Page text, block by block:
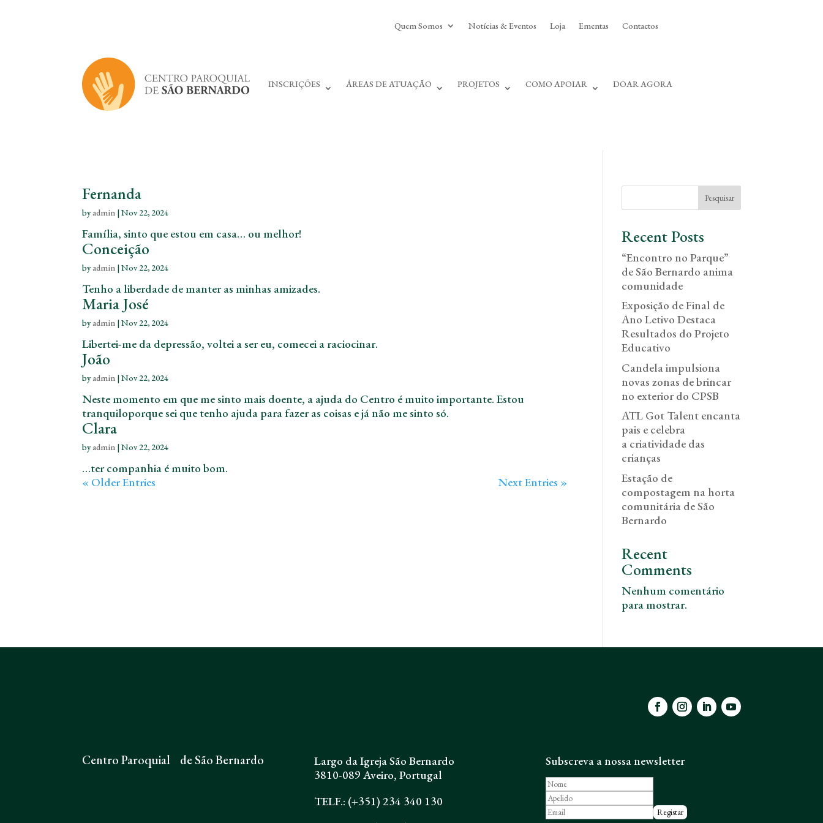
Quem Somos Notícias & Eventos Loja Ementas Contactos
INSCRIÇÕES ÁREAS DE ATUAÇÃO PROJETOS COMO APOIAR DOAR AGORA
Fernanda
byadmin |Nov 22, 2024
Família, sinto que estou em casa… ou melhor!
Conceição
byadmin |Nov 22, 2024
Tenho a liberdade de manter as minhas amizades.
Maria José
byadmin |Nov 22, 2024
Libertei-me da depressão, voltei a ser eu, comecei a raciocinar.
João
byadmin |Nov 22, 2024
Neste momento em que me sinto mais doente, a ajuda do Centro é muito importante. Estou
tranquiloporque sei que tenho ajuda para fazer as coisas e já não me sinto só.
Clara
byadmin |Nov 22, 2024
…ter companhia é muito bom.
« Older Entries
Next Entries »
Pesquisar
Recent Posts
“Encontro no Parque”
de São Bernardo anima
comunidade
Exposição de Final de
Ano Letivo Destaca
Resultados do Projeto
Educativo
Candela impulsiona
novas zonas de brincar
no exterior do CPSB
ATL Got Talent encanta
pais e celebra
a criatividade das
crianças
Estação de
compostagem na horta
comunitária de São
Bernardo
Recent
Comments
Nenhum comentário
para mostrar.
Centro Paroquial de São Bernardo
Largo da Igreja São Bernardo
3810-089 Aveiro, Portugal
TELF.: (+351) 234 340 130
Subscreva a nossa newsletter